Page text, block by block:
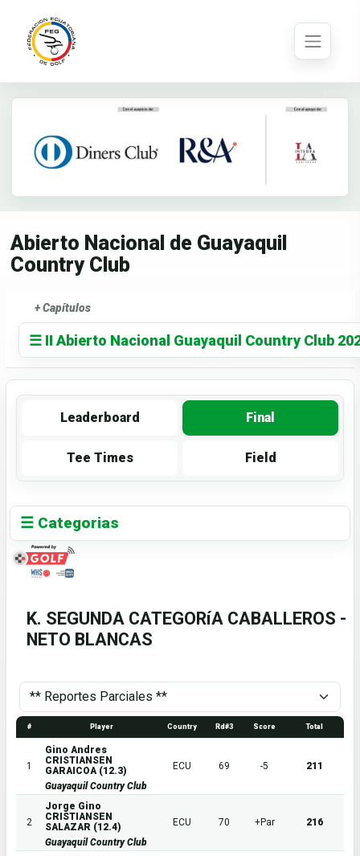
Abierto Nacional de Guayaquil
Country Club
+ Capítulos
☰ II Abierto Nacional Guayaquil Country Club
Leaderboard Final
Tee Times Field
☰ Categorias
K. SEGUNDA CATEGORíA CABALLEROS -
NETO BLANCAS
# Player Country Rd#3 Score Total
1
Gino Andres
CRISTIANSEN
GARAICOA (12.3)
Guayaquil Country Club
ECU 69 -5 211
2
Jorge Gino
CRISTIANSEN
SALAZAR (12.4)
Guayaquil Country Club
ECU 70 +Par 216